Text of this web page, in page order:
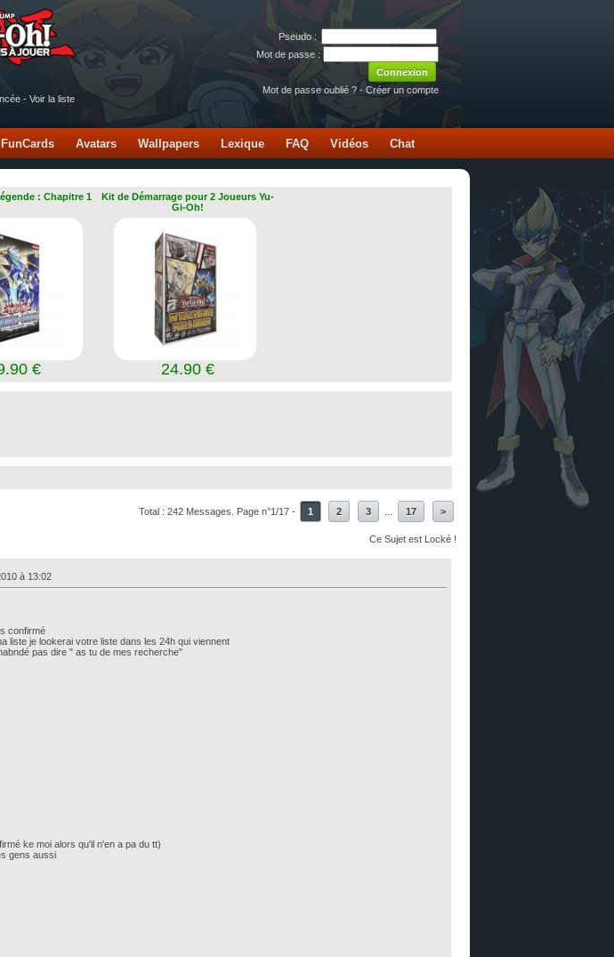
Pseudo :
Mot de passe :
Mot de passe oublié ? - Créer un compte
- Voir la liste
FunCards Avatars Wallpapers Lexique FAQ Vidéos Chat
: Chapitre 1
€
Kit de Démarrage pour 2 Joueurs Yu-
Gi-Oh!
24.90 €
Total : 242 Messages. Page n°1/17 - 1 2 3 17 >
Ce Sujet est Locké !
à 13:02
confirmé
liste je lookerai votre liste dans les 24h qui viennent
pas dire " as tu de mes recherche"
ke moi alors qu'il n'en a pa du tt)
gens aussi